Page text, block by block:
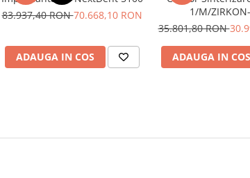
83.937,40 RON70.668,10 RON
ADAUGA IN COS
1/M/
35.801,80 RON
ADAUGA IN COS